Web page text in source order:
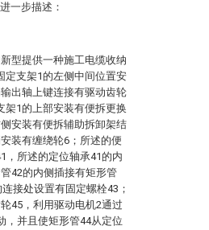
一步描述：
型提供一种施工电缆收纳
定支架1的左侧中间位置安
出轴上键连接有驱动齿轮
架1的上部安装有便拆更换
安装有便拆辅助拆卸架结
装有缠绕轮6；所述的便
，所述的定位轴承41的内
42的内侧插接有矩形管
接处设置有固定螺栓43；
45，利用驱动电机2通过
，并且使矩形管44从定位